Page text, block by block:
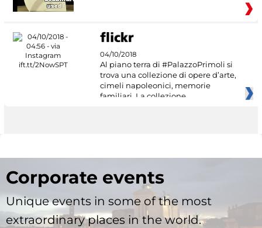
04/10/2018
Al piano terra di #PalazzoPrimoli si
trova una collezione di opere d’arte,
cimeli napoleonici, memorie
familiari. La collezione
Corporate events
Unique events in some of the most
extraordinary places in the world.